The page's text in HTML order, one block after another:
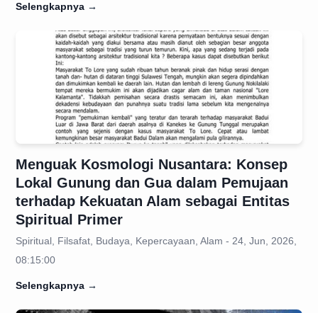
Selengkapnya →
Menguak Kosmologi Nusantara: Konsep
Lokal Gunung dan Gua dalam Pemujaan
terhadap Kekuatan Alam sebagai Entitas
Spiritual Primer
Spiritual, Filsafat, Budaya, Kepercayaan, Alam - 24, Jun, 2026,
08:15:00
Selengkapnya →